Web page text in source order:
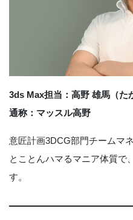
3ds Max担当：高野 雄馬（た
通称：マッスル高野
意匠計画3DCG部門チームマネ
とことんハマるマニア体質で
す。